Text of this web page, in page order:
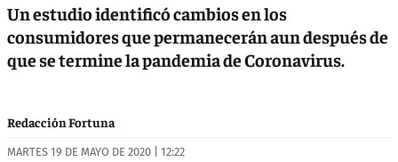
Un estudio identificó cambios en los
consumidores que permanecerán aun después de
que se termine la pandemia de Coronavirus.
Redacción Fortuna
MARTES 19 DE MAYO DE 2020 | 12:22